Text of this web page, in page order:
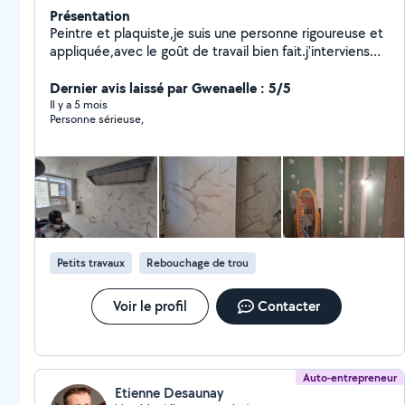
Présentation
Peintre et plaquiste,je suis une personne rigoureuse et
appliquée,avec le goût de travail bien fait.j'interviens
respectant les delais,les consignes et la qualité
attendue.
Dernier avis laissé par Gwenaelle : 5/5
Il y a 5 mois
Personne sérieuse,
Petits travaux Rebouchage de trou
Voir le profil Contacter
Auto-entrepreneur
Etienne Desaunay